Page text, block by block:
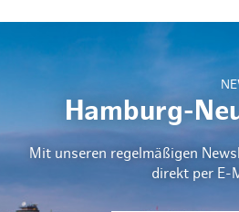
Hamburg-
Mit unseren regelmäßigen
direkt per E-